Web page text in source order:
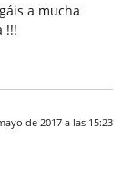
a mucha
!!!
de 2017 a las 15:23